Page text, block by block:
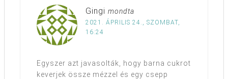
Gingi mondta
2021. ÁPRILIS 24., SZOMBAT,
16:24
Egyszer azt javasolták, hogy barna cukrot
keverjek össze mézzel és egy csepp